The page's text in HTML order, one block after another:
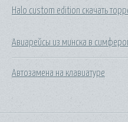
Halo custom edition скачать
Авиарейсы из минска в
Автозамена на клавиатуре